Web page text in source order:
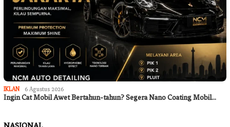
IKLAN 6 Agustus 2026
Ingin Cat Mobil Awet Bertahun-tahun? Segera Nano Coating Mobil…